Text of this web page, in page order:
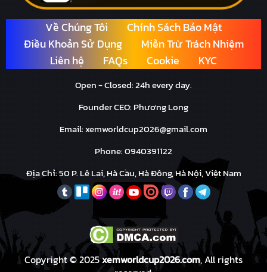
Về Chúng Tôi
Chính Sách Bảo Mật
Điều Khoản Sử Dụng
Miễn Trừ Trách Nhiệm
Liên hệ
FAQs Cookie KYC
Open - Closed: 24h every day.
Founder CEO: Phương Long
Email:xemworldcup2026@gmail.com
Phone: 0940391122
Địa Chỉ: 50 P. Lê Lai, Hà Cầu, Hà Đông, Hà Nội, Việt Nam
Copyright © 2025xemworldcup2026.com, All rights